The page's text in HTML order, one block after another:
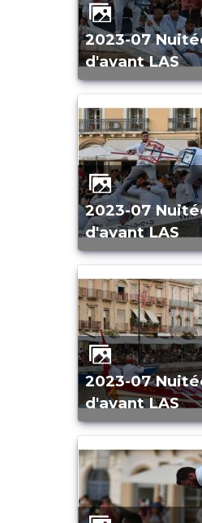
2023-07 Nuitée copains
d'avant LAS
2023-07 Nuitée copains
d'avant LAS
2023-07 Nuitée copains
d'avant LAS